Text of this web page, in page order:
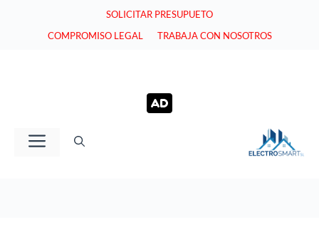
SOLICITAR PRESUPUETO
COMPROMISO LEGAL
TRABAJA CON NOSOTROS
Menú